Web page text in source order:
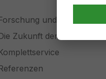
und Entwicklung
Zukunft der